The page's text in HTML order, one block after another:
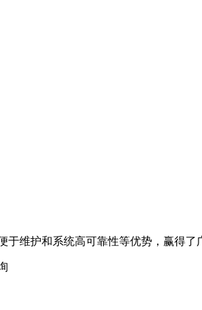
于维护和系统高可靠性等优势，赢得了